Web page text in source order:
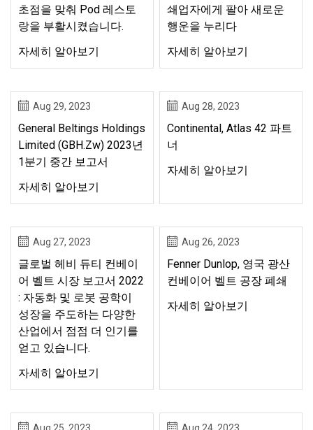
초점을 맞춰 Pod 레스토
랑을 부활시켰습니다.
자세히 알아보기
쇄업자에게 팔아 새로운
행운을 누리다
자세히 알아보기
Aug 29, 2023
General Beltings Holdings
Limited (GBH.zw) 2023년
1분기 중간 보고서
자세히 알아보기
Aug 28, 2023
Continental, Atlas 42 파트
너
자세히 알아보기
Aug 27, 2023
글로벌 헤비 듀티 컨베이
어 벨트 시장 보고서 2022
: 자동화 및 로봇 공학이
성장을 주도하는 다양한
산업에서 점점 더 인기를
얻고 있습니다.
자세히 알아보기
Aug 26, 2023
Fenner Dunlop, 영국 광산
컨베이어 벨트 공장 폐쇄
자세히 알아보기
Aug 25, 2023 Aug 24, 2023